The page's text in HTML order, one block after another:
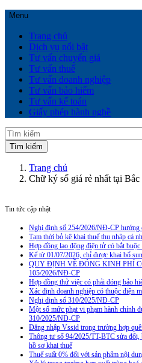
Menu
Trang chủ
Dịch vụ nổi bật
Tư vấn chuyển giá
Tư vấn thuế
Tư vấn doanh nghiệp
Tư vấn bảo hiểm
Tư vấn kế toán
Giấy phép hành nghề
Trang chủ
Chữ ký số giá rẻ nhất tại
Tin tức cập nhật
Nghị định số 254/2026/NĐ-CP hướng
Tạm thời bỏ kê khai thuế thu nhập cá
Hợp đồng lao động điện tử có bắt
Kể từ 01/07/2026, chỉ được khai bổ
QUY ĐỊNH VỀ ĐÓNG KINH PHÍ
105/2026/NĐ-CP
Hợp đồng thử việc có phải đóng bảo
Xác định doanh nghiệp có thuộc diện
Nghị định số 310/2025/NĐ-CP
Một số mức phạt vi phạm hành chính
310/2025/NĐ-CP
Đăng nhập Vssid trong trường hợp
Thông tư số 94/2025/TT-BTC sửa
hồ sơ khai thuế
Thuế suất 0% đối với sản phẩm nội